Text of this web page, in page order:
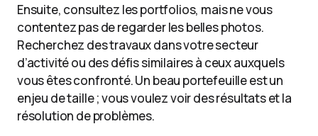
Ensuite, consultez les portfolios, mais ne vous
contentez pas de regarder les belles photos.
Recherchez des travaux dans votre secteur
d’activité ou des défis similaires à ceux auxquels
vous êtes confronté. Un beau portefeuille est un
enjeu de taille ; vous voulez voir des résultats et la
résolution de problèmes.